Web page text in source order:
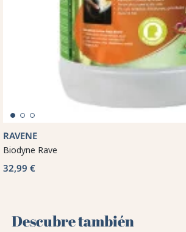
RAVENE
Biodyne Rave
32,99 €
Descubre también 🌻